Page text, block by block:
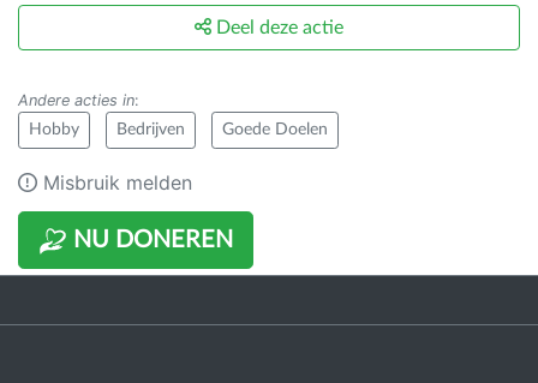
NU DONEREN
Deel deze actie
Andere acties in:
Hobby Bedrijven Goede Doelen
Misbruik melden